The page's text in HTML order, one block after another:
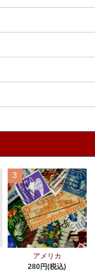
3
アメリカ
280円(税込)